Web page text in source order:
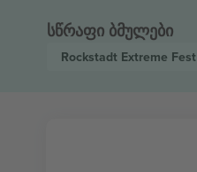
სწრაფი ბმულები
Rockstadt Extreme Fest